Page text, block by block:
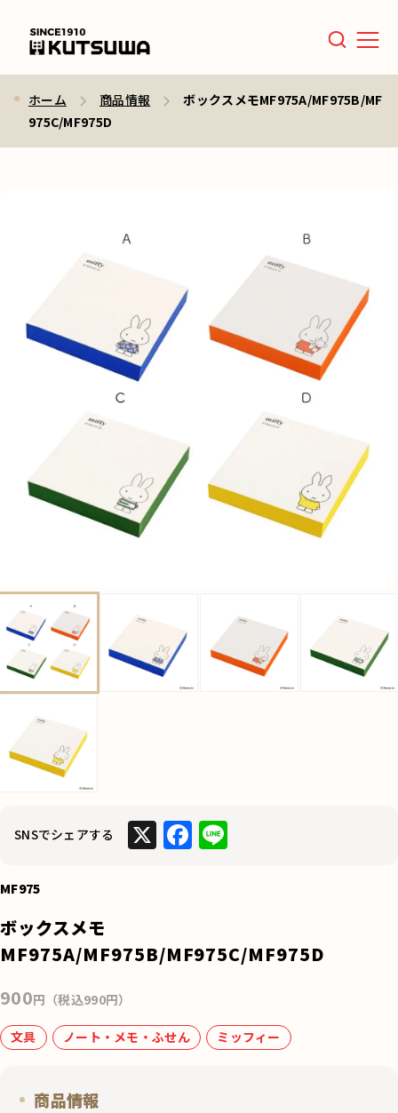
Menu
ホーム 商品情報
ボックスメモMF975A/MF975B/MF
975C/MF975D
SNSでシェアする X F
b
k
Li
MF975
ボックスメモ
MF975A/MF975B/MF975C/MF975D
900円（税込990円）
文具 ノート・メモ・ふせん ミッフィー
商品情報